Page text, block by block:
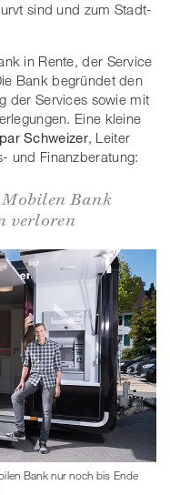
sind und zum Stadt-
in Rente, der Service
Bank begründet den
der Services sowie mit
Eine kleine
Schweizer, Leiter
und Finanzberatung:
Bank
verloren
Bank nur noch bis Ende